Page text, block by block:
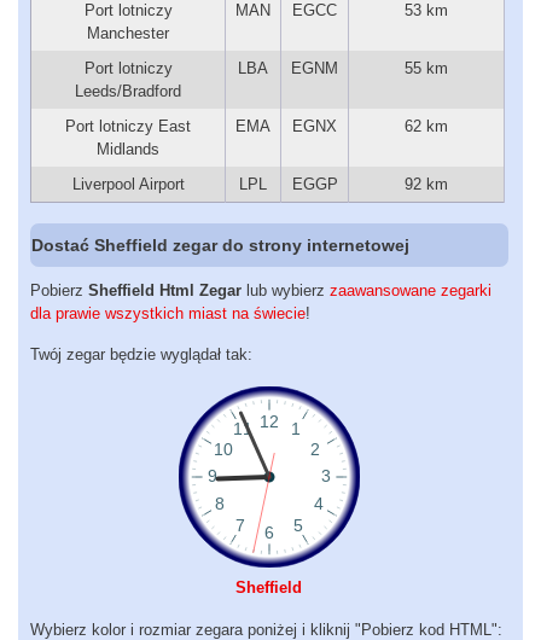
Port lotniczy
Manchester
MAN EGCC 53 km
Port lotniczy
Leeds/Bradford
LBA EGNM 55 km
Port lotniczy East
Midlands
EMA EGNX 62 km
Liverpool Airport LPL EGGP 92 km
Dostać Sheffield zegar do strony internetowej
Pobierz Sheffield Html Zegar lub wybierz zaawansowane zegarki
dla prawie wszystkich miast na świecie!
Twój zegar będzie wyglądał tak:
Sheffield
Wybierz kolor i rozmiar zegara poniżej i kliknij "Pobierz kod HTML":